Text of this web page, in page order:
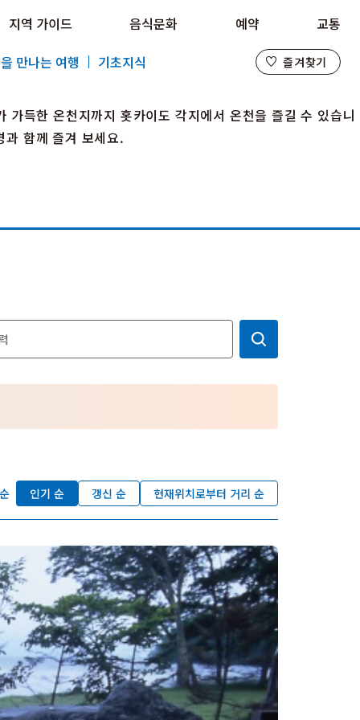
즐겨찾기
지역 가이드 음식문화 예약
교통
만나는 여행
기초지식 즐겨찾기
즐겨찾기
YouTu
be
Instag
ram ook
득한 온천지까지 홋카이도 각지에서 온천을 즐길 수 있습니
함께 즐겨 보세요.
인기 순 갱신 순 현재위치로부터 거리 순